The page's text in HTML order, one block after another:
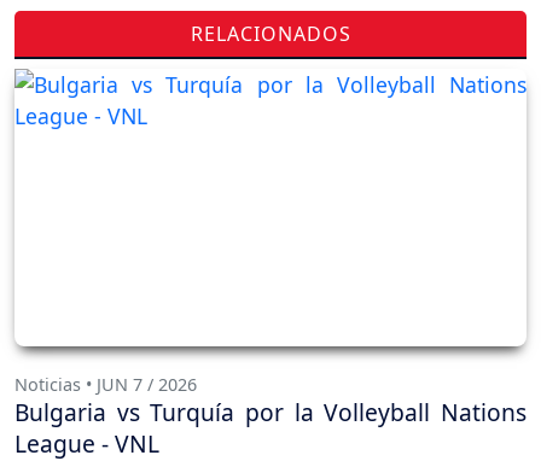
RELACIONADOS
Noticias • JUN 7 / 2026
Bulgaria vs Turquía por la Volleyball Nations
League - VNL